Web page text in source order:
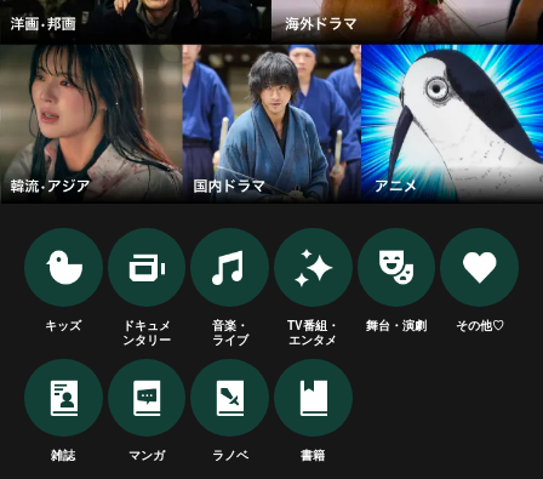
キッズ
ドキュメ
ンタリー
音楽・
ライブ
TV番組・
エンタメ
舞台・演劇 その他♡
雑誌 マンガ ラノベ 書籍